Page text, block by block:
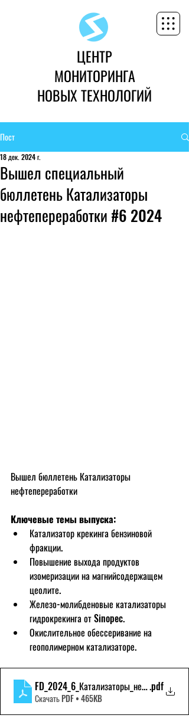
ЦЕНТР
МОНИТОРИНГА
НОВЫХ ТЕХНОЛОГИЙ
Пост
Вышел специальный
бюллетень Катализаторы
нефтепереработки #6 2024
18 дек. 2024 г.
Вышел бюллетень Катализаторы
нефтепереработки
Ключевые темы выпуска:
Катализатор крекинга бензиновой
фракции.
Повышение выхода продуктов
изомеризации на магнийсодержащем
цеолите.
Железо-молибденовые катализаторы
гидрокрекинга от Sinopec.
Окислительное обессеривание на
геополимерном катализаторе.
.pdf
Скачать PDF • 465KB